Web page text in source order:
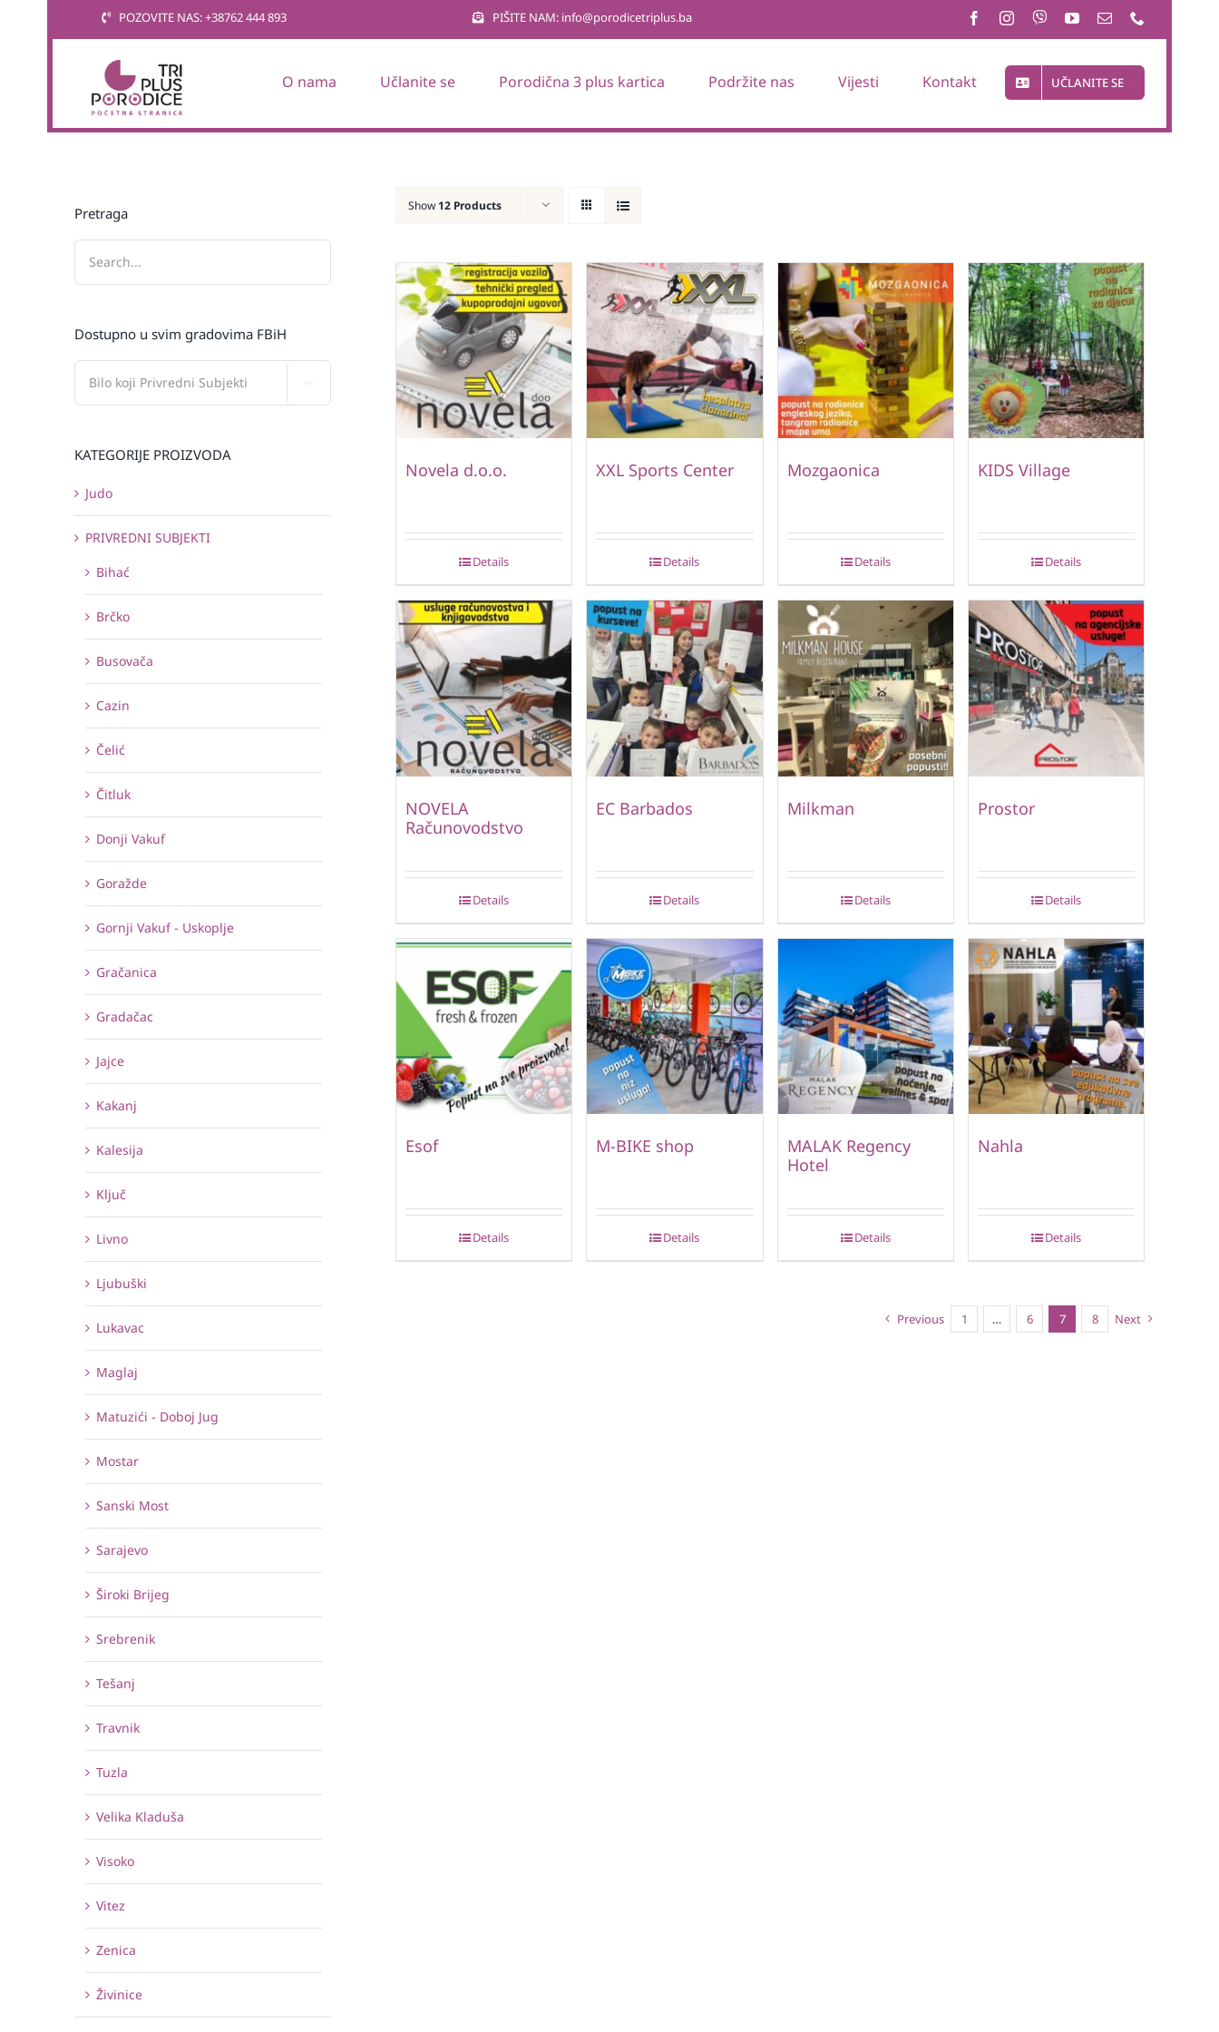
POZOVITE NAS: +38762 444 893 PIŠITE NAM: info@porodicetriplus.ba
O nama Učlanite se Porodična 3 plus kartica Podržite nas Vijesti Kontakt UČLANITE SE
Show 12 Products
Novela d.o.o.
Details
XXL Sports Center
Details
Mozgaonica
Details
KIDS Village
Details
NOVELA
Računovodstvo
Details
EC Barbados
Details
Milkman
Details
Prostor
Details
Esof
Details
M-BIKE shop
Details
MALAK Regency
Hotel
Details
Nahla
Details
Previous 1 … 6 7 8 Next
Pretraga
Dostupno u svim gradovima FBiH
KATEGORIJE PROIZVODA
Judo
PRIVREDNI SUBJEKTI
Bihać
Brčko
Busovača
Cazin
Čelić
Čitluk
Donji Vakuf
Goražde
Gornji Vakuf - Uskoplje
Gračanica
Gradačac
Jajce
Kakanj
Kalesija
Ključ
Livno
Ljubuški
Lukavac
Maglaj
Matuzići - Doboj Jug
Mostar
Sanski Most
Sarajevo
Široki Brijeg
Srebrenik
Tešanj
Travnik
Tuzla
Velika Kladuša
Visoko
Vitez
Zenica
Živinice